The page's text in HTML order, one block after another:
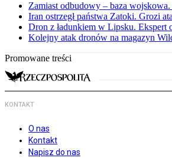
Zamiast odbudowy – baza
Iran ostrzegł państwa Zatoki. Grozi
Dron z ładunkiem w Lipsku. Ekspert
Kolejny atak dronów na magazyn
Promowane treści
KONTAKT
O nas
Kontakt
Napisz do nas